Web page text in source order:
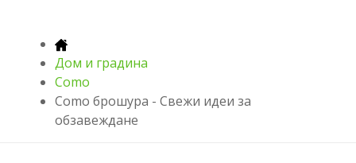
Дом и градина
Como
Como брошура - Свежи идеи за
обзавеждане